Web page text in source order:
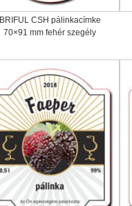
BRIFUL CSH pálinkacímke
70×91 mm fehér szegély